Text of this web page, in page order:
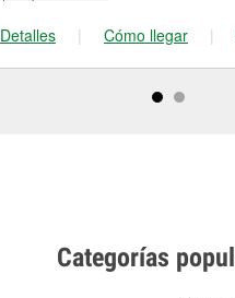
Detalles
| Cómo llegar |
Categorías